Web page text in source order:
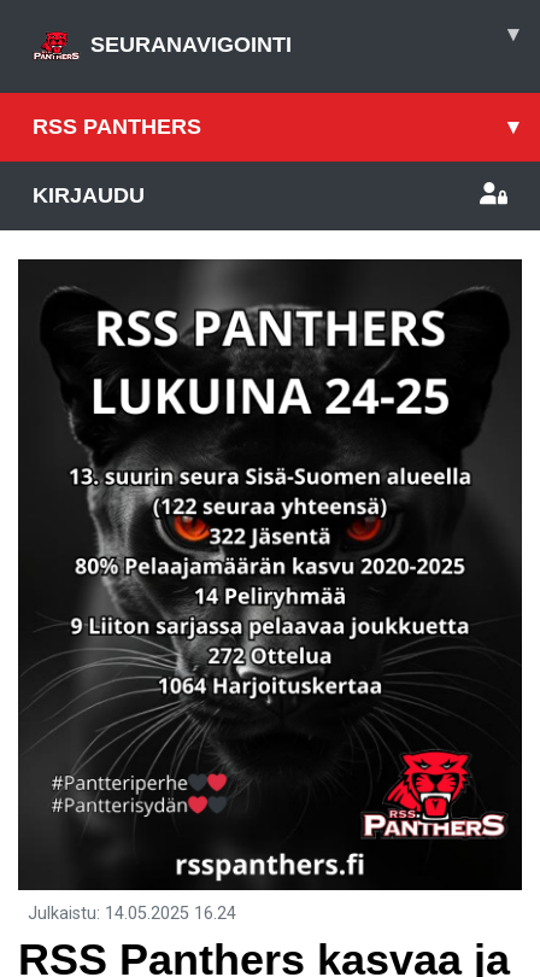
SEURANAVIGOINTI ▾
RSS PANTHERS ▾
KIRJAUDU
Julkaistu: 14.05.2025 16.24
RSS Panthers kasvaa ja